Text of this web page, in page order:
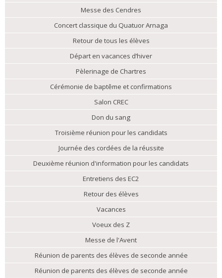
Messe des Cendres
Concert classique du Quatuor Arnaga
Retour de tous les élèves
Départ en vacances d’hiver
Pèlerinage de Chartres
Cérémonie de baptême et confirmations
Salon CREC
Don du sang
Troisième réunion pour les candidats
Journée des cordées de la réussite
Deuxième réunion d'information pour les candidats
Entretiens des EC2
Retour des élèves
Vacances
Voeux des Z
Messe de l'Avent
Réunion de parents des élèves de seconde année
Réunion de parents des élèves de seconde année